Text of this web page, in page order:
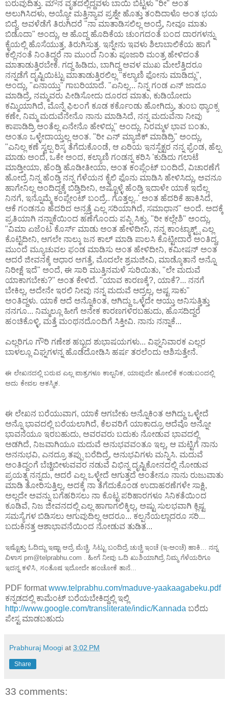
ಬರುವುದಿತ್ತು. ಮೌನ ವೃತದಲ್ಲಿದ್ದವಳು ಬಾಯಿ ಬಿಟ್ಟಳು "ರೀ" ಅಂತ
ಅಲುಗಿಸಿದಳು, ಅಯ್ಯೋ ಮತ್ತಿನ್ಯಾವ ಪ್ರಶ್ನೇ ಹೊತ್ತು ತಂದಿದಾಳೊ ಅಂತ ಭಯ
ಬಿದ್ದೆ. ಅವಳೆಡೆಗೆ ತಿರುಗಿದರೆ "ನಾ ಮಾತಾಡಿಸಲಿಲ್ಲ ಅಂದ್ರೆ, ನೀವೂ ಮಾತು
ಬಿಡೊದಾ" ಅಂದ್ಲು, ಆ ಹೊದ್ದ ಹೊದಿಕೆಯ ಚುಂಗದಂತೆ ಬಂದ ದಾರಗಳನ್ನು
ಕೈಯಲ್ಲಿ ಹೊಸೆಯುತ್ತ, ತಿರುಗಿಸುತ್ತ. ಇನ್ನೇನು ಇವಳು ಶಿಲಾಬಾಲಿಕೆಯ ಹಾಗೆ
ಕಲ್ಲಿನಂತೆ ನಿಂತಿದ್ದರೆ ನಾ ಮುಂದೆ ನಿಂತು ಪೂಜಾರಿ ಮಂತ್ರ ಹೇಳಿದಂತೆ
ಮಾತಾಡುತ್ತಿರಬೇಕೆ. ಗದ್ದ ಹಿಡಿದು, ಬಾಗಿದ್ದ ಅವಳ ಮುಖ ಮೇಲೆತ್ತಿದರೂ
ನನ್ನಡೆಗೆ ದೃಷ್ಟಿಯಿಟ್ಟು ಮಾತಾಡುತ್ತಿರಲಿಲ್ಲ "ಕಲ್ಯಾಣಿ ಫೋನು ಮಾಡಿದ್ಲು",
ಅಂದ್ಲು, "ಏನಾಯ್ತು" ಗಾಬರಿಯಾದೆ. "ಏನಿಲ್ಲ... ನಿನ್ನ ಗಂಡ ಏನ್ ಜಾದೂ
ಮಾಡಿದ್ರೆ, ನಮ್ಮವರು ಪೀಡಿಸೋದು ದೂರದ ಮಾತು, ಕುಡಿಯೋದು
ಕಮ್ಮಿಯಾಗಿದೆ, ಮೊನ್ನೆ ಫಿಲಂಗೆ ಕೂಡ ಕರ್ಕೊಂಡು ಹೋಗಿದ್ರು, ತುಂಬ ಥ್ಯಾಂಕ್ಸ
ಕಣೇ, ನಿಮ್ಮ ಮದುವೆನೇನೊ ನಾನು ಮಾಡಿಸಿದೆ, ನನ್ನ ಮದುವೆನಾ ನೀವು
ಕಾಪಾಡಿದ್ರಿ ಅಂತೆಲ್ಲ ಏನೇನೊ ಹೇಳಿದ್ಲು" ಅಂದ್ಲು. ನಿರಮ್ಮಳ ಭಾವ ಬಂತು,
ಅಂತೂ ಒಳ್ಳೇದಾಯ್ತಲ್ಲ ಅಂತ. "ರೀ ಎನ್ ಮ್ಯಾಜಿಕ್ ಮಾಡಿದ್ರಿ" ಅಂದ್ಲು,
"ಎನಿಲ್ಲ ಕಣೆ ಸ್ವಲ್ಪ ರಿಸ್ಕ ತೆಗೆದುಕೊಂಡೆ, ಆ ಏರಿಯ ಇನಸ್ಪೆಕ್ಟರ ನನ್ನ ಫ್ರೆಂಡ, ಹೆಲ್ಪ
ಮಾಡು ಅಂದೆ, ಒಕೇ ಅಂದ, ಕಲ್ಯಾಣಿ ಗಂಡನ್ನ ಕರಿಸಿ 'ಕುಡಿದು ಗಲಾಟೆ
ಮಾಡ್ತೀಯಾ, ಹೆಂಡ್ತಿ ಹೊಡೀತೀಯಾ, ಅಂತ ಕಂಪ್ಲೆಂಟ್ ಬಂದಿದೆ, ವಿಚಾರಣೆಗೆ
ಹೋದ್ರೆ ನಿನ್ನ ಹೆಂಡ್ತಿ ನನ್ನ ಗೆಳೆಯನ ಕೈಲಿ ಫೊನು ಮಾಡಿಸಿ ಹೇಳಿಸಿದ್ಲು, ಅವನೂ
ಹಾಗೇನಿಲ್ಲ ಅಂದಿದ್ದಕ್ಕೆ ಬಿಡ್ತಿದೀನಿ, ಅಷ್ಟೊಳ್ಳೆ ಹೆಂಡ್ತಿ ಇದಾಳೇ ಯಾಕೆ ಇದೆಲ್ಲ
ನಿನಗೆ, ಇನ್ನೊಮ್ಮೆ ಕಂಪ್ಲೇಂಟ್ ಬಂದ್ರೆ.. ಗೊತ್ತಲ್ಲ..' ಅಂತ ಹೆದರಿಕೆ ಹಾಕಿಸಿದೆ,
ಆಕೆ ಗಂಡನೂ ಹೆದರಿದ ಅನ್ಸತ್ತೆ ಎಲ್ಲ ಸರಿಯಾಗಿದೆ, ಸಮಾಧಾನ" ಅಂದೆ. ಅದಕ್ಕೆ
ಪ್ರತಿಯಾಗಿ ನನ್ನಾಕೆಯಿಂದ ಹಣೆಗೊಂದು ಪಪ್ಪಿ ಸಿಕ್ತು, "ರೀ ಕಲ್ಲೇಶಿ" ಅಂದ್ಲು,
"ವಿಮಾ ಏಜೆಂಟ ಕೊರ್ಸ್ ಮಾಡು ಅಂತ ಹೇಳಿದೀನಿ, ನನ್ನ ಕಾಂಟ್ಯಾಕ್ಟ್ಸ್ ಎಲ್ಲ
ಕೊಟ್ಟಿದೀನಿ, ಆಗಲೇ ನಾಲ್ಕು ಜನ ಕಾಲ್ ಮಾಡಿ ಪಾಲಸಿ ಕೊಟ್ಟೀದಾರೆ ಅಂತಿದ್ದ,
ಮುಂದೆ ಮ್ಯೂಚುವಲ ಫಂಡ ಮಾಡಿಸು ಅಂತ ಹೇಳಿದೀನಿ, ಕಮೀಷನ್ ಅಂತ
ಆದರೆ ಜೀವನಕ್ಕೆ ಆಧಾರ ಅಗತ್ತೆ, ಮೊದಲೇ ಶ್ರಮಜೀವಿ, ಮಾಡ್ಕೊತಾನೆ ಅನ್ನೊ
ನಿರೀಕ್ಷೆ ಇದೆ" ಅಂದೆ, ಈ ಸಾರಿ ಮುತ್ತಿನಮಳೆ ಸುರಿಯಿತು, "ಲೇ ಮದುವೆ
ಯಾಕಾಗಬೇಕು?" ಅಂತ ಕೇಳಿದೆ. "ಯಾವ ಕಾರಣಕ್ಕೆ?, ಯಾಕೆ?... ನನಗೆ
ಬೇಕಿಲ್ಲ, ಅದೇನೇ ಇರಲಿ ನೀವು ನನ್ನ ಮದುವೆ ಆದ್ರಲ್ಲ, ಅಷ್ಟ ಸಾಕು"
ಅಂತಿದ್ದಳು. ಯಾಕೆ ಆದೆ ಅನ್ನೊಕಿಂತ, ಆಗಿದ್ದು ಒಳ್ಳೆದೇ ಆಯ್ತು ಅನಿಸುತ್ತಿತ್ತು
ನನಗೂ... ನಿಮ್ಮಲ್ಲೂ ಹೀಗೆ ಅನೇಕ ಕಾರಣಗಳಿರಬಹುದು, ಹೊಸದಿದ್ದರೆ
ಹಂಚಿಕೊಳ್ಳಿ, ಮತ್ತೆ ಮಂಥನದೊಂದಿಗೆ ಸಿಕ್ತೀವಿ. ನಾನು ನನ್ನಾಕೆ...
ಎಲ್ಲರಿಗೂ ಗೌರಿ ಗಣೇಶ ಹಬ್ಬದ ಶುಭಾಷಯಗಳು... ವಿಘ್ನನಿವಾರಕ ಎಲ್ಲರ
ಬಾಳಲ್ಲೂ ವಿಘ್ನಗಳನ್ನ ಹೊಡೆದೋಡಿಸಿ ಹರ್ಷ ತರಲೆಂದು ಆಶಿಸುತ್ತೇನೆ.
ಈ ಲೇಖನದಲ್ಲಿ ಬರುವ ಎಲ್ಲ ಪಾತ್ರಗಳೂ ಕಾಲ್ಪನಿಕ, ಯಾವುದೇ ಹೋಲಿಕೆ ಕಂಡುಬಂದಲ್ಲಿ
ಅದು ಕೇವಲ ಆಕಸ್ಮಿಕ.
ಈ ಲೇಖನ ಬರೆಯುವಾಗ, ಯಾಕೆ ಆಗಬೇಕು ಅನ್ನೊಕಿಂತ ಅಗಿದ್ದು ಒಳ್ಳೇದೆ
ಅನ್ನೊ ಭಾವದಲ್ಲಿ ಬರೆಯಲಾಗಿದೆ, ಕೆಲವರಿಗೆ ಯಾಕಾದ್ರೂ ಆದೆವೊ ಅನ್ನೋ
ಭಾವನೆಯೂ ಇರಬಹುದು, ಅವರವರು ಬದುಕು ನೋಡುವ ಭಾವದಲ್ಲಿ
ಅಡಗಿದೆ, ನಿಜವಾಗಿಯೂ ಮದುವೆ ಅನುಭವವಂತೂ ಇಲ್ಲ, ಆ ಮಟ್ಟಿಗೆ ನಾನು
ಅನನುಭವಿ, ಎನದ್ರೂ ತಪ್ಪು ಬರೆದಿದ್ರೆ, ಅನುಭವಿಗಳು ಮನ್ನಿಸಿ. ಮದುವೆ
ಅಂತಿದ್ದಂಗೆ ಬೆಚ್ಚಿಬೀಳುವವರ ನಡುವೆ ವಿಭಿನ್ನ ದೃಷ್ಟಿಕೋನದಲ್ಲಿ ನೋಡುವ
ಪ್ರಯತ್ನ ನನ್ನದು, ಆದರೆ ಎಲ್ಲ ಒಳ್ಳೇದೆ ಆಗುತ್ತದೆ ಅಂತೇನೂ ನಾನು ರುಜುವಾತು
ಮಾಡಿ ತೋರಿಸುತ್ತಿಲ್ಲ, ಅದಕ್ಕೆ ನಾ ತೆಗೆದುಕೊಂಡ ಉದಾಹರಣೆಗಳೇ ಸಾಕ್ಷಿ,
ಅಲ್ಲದೇ ಅವನ್ನು ಬಗೆಹರಿಸಲು ನಾ ಕೊಟ್ಟ ಪರಿಹಾರಗಳೂ ಸಿನಿಕತೆಯಿಂದ
ಕೂಡಿವೆ, ನಿಜ ಜೀವನದಲ್ಲಿ ಎಲ್ಲ ಹಾಗಾಗಲಿಕ್ಕಿಲ್ಲ, ಅಷ್ಟು ಸುಲಭವಾಗಿ ಕ್ಲಿಷ್ಟ
ಸಮಸ್ಯೆಗಳ ಬಿಡಿಸಲು ಆಗುವುದಿಲ್ಲ ಆದರೂ... ಕಲ್ಪನೆಯಲ್ಲಾದರೂ ಸರಿ...
ಬದುಕಿನತ್ತ ಆಶಾಭಾವನೆಯಿಂದ ನೋಡುವ ತುಡಿತ...
ಇಷ್ಟೊತ್ತು ಓದಿದ್ದು ಇಷ್ಟಾ ಆದ್ರೆ ಮೆಚ್ಚಿ, ಸಿಟ್ಟು ಬಂದಿದ್ರೆ ಚುಚ್ಚಿ ಇಂಚೆ (ಇ-ಅಂಚೆ) ಹಾಕಿ... ನನ್ನ
ವಿಳಾಸ pm@telprabhu.com . ಹೀಗೆ ನೀವು ಒದಿ ಖುಶಿಯಾಗಿದ್ರೆ ನಿಮ್ಮ ಗೆಳೆಯರಿಗೂ
ಇದನ್ನ ಕಳಿಸಿ, ಸಂತೊಷ ಇದೋದೇ ಹಂಚೋಕೆ ತಾನೆ...
PDF formatwww.telprabhu.com/maduve-yaakaagabeku.pdf
ಕನ್ನಡದಲ್ಲಿ ಕಾಮೆಂಟ್ ಬರೆಯಬೇಕಿದ್ದಲ್ಲಿ ಇಲ್ಲಿ
http://www.google.com/transliterate/indic/Kannada ಬರೆದು
ಪೇಸ್ಟ ಮಾಡಬಹುದು
Prabhuraj Moogi at 3:02 PM
Share
33 comments: